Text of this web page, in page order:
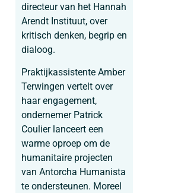
directeur van het Hannah
Arendt Instituut, over
kritisch denken, begrip en
dialoog.
Praktijkassistente Amber
Terwingen vertelt over
haar engagement,
ondernemer Patrick
Coulier lanceert een
warme oproep om de
humanitaire projecten
van Antorcha Humanista
te ondersteunen. Moreel